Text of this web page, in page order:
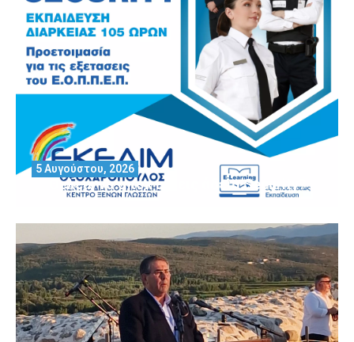
Θέλεις να αποκτήσεις άδεια Security?
5 Αυγούστου, 2026